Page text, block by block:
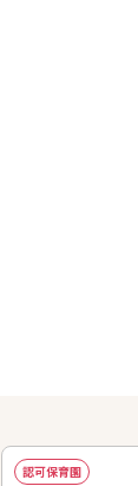
認可保育園